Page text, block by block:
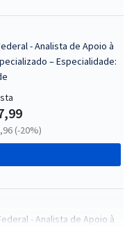
- Analista de Apoio à
– Especialidade:
(-20%)
- Analista de Apoio à